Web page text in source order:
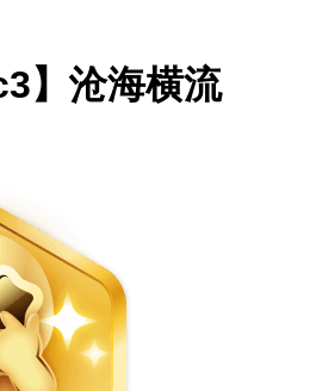
】沧海横流